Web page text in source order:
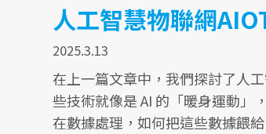
人工智慧物聯網
2025.3.13
在上一篇文章中，我們探討了人
些技術就像是 AI 的「暖身運動」
在數據處理，如何把這些數據餵